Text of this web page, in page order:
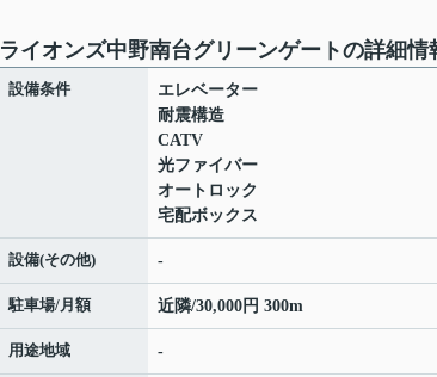
ライオンズ中野南台グリーンゲートの詳細情
設備条件
エレベーター
耐震構造
CATV
光ファイバー
オートロック
宅配ボックス
設備(その他) -
駐車場/月額 近隣/30,000円 300m
用途地域 -